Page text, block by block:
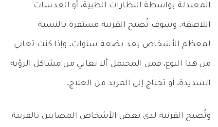
المعتدلة بواسطة النظارات الطبية، أو العدسات
اللاصقة. وسوف تُصبح القرنية مستقرة بالنسبة
لمعظم الأشخاص بعد بضعة سنوات. وإذا كنت تعاني
من هذا النوع، فمن المحتمل ألا تعاني من مشاكل الرؤية
الشديدة، أو تحتاج إلى المزيد من العلاج.
وتُصبح القرنية لدى بعض الأشخاص المصابين بالقرنية